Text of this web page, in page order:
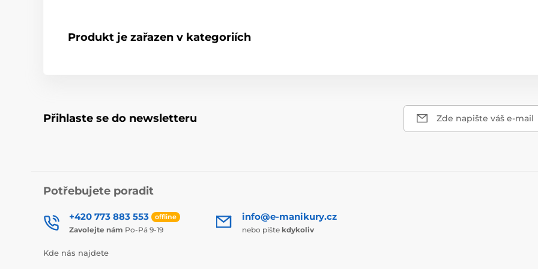
Produkt je zařazen v kategoriích
Přihlaste se do newsletteru Zde napište váš e-mail
Potřebujete poradit
+420 773 883 553 offline
Zavolejte nám Po-Pá 9-19
info@e-manikury.cz
nebo pište kdykoliv
Kde nás najdete